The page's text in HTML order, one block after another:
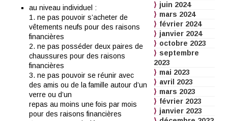
au niveau individuel :
1. ne pas pouvoir s’acheter de
vêtements neufs pour des raisons
financières
2. ne pas posséder deux paires de
chaussures pour des raisons
financières
3. ne pas pouvoir se réunir avec
des amis ou de la famille autour d’un
verre ou d’un
repas au moins une fois par mois
pour des raisons financières
juin 2024
mars 2024
février 2024
janvier 2024
octobre 2023
septembre
2023
mai 2023
avril 2023
mars 2023
février 2023
janvier 2023